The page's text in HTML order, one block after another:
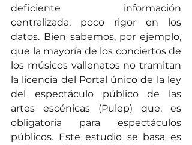
deficiente información
centralizada, poco rigor en los
datos. Bien sabemos, por ejemplo,
que la mayoría de los conciertos de
los músicos vallenatos no tramitan
la licencia del Portal único de la ley
del espectáculo público de las
artes escénicas (Pulep) que, es
obligatoria para espectáculos
públicos. Este estudio se basa es